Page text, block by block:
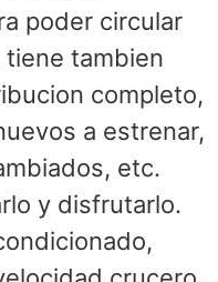
poder circular
tambien
completo,
a estrenar,
etc.
y disfrutarlo.